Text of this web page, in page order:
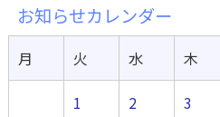
お知らせカレンダー
月 火 水 木
1 2 3